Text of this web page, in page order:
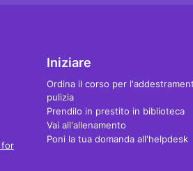
for
Iniziare
Ordina il corso per
pulizia
Prendilo in prestito in biblioteca
Vai all'allenamento
Poni la tua domanda all'helpdesk